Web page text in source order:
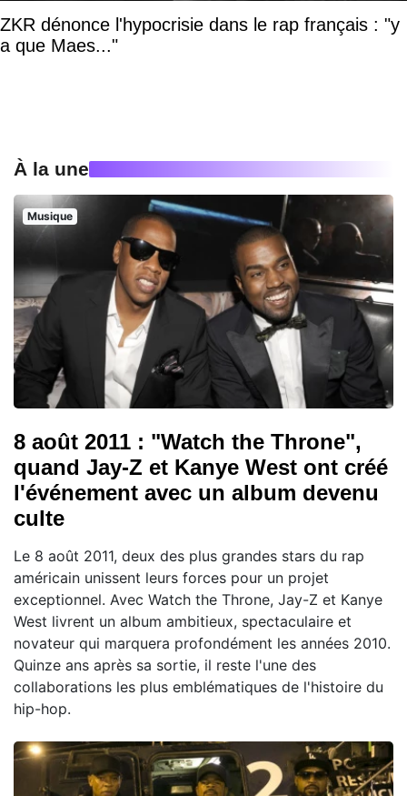
ZKR dénonce l'hypocrisie dans le rap français : "y
a que Maes..."
À la une
Musique
8 août 2011 : "Watch the Throne",
quand Jay-Z et Kanye West ont créé
l'événement avec un album devenu
culte
Le 8 août 2011, deux des plus grandes stars du rap
américain unissent leurs forces pour un projet
exceptionnel. Avec Watch the Throne, Jay-Z et Kanye
West livrent un album ambitieux, spectaculaire et
novateur qui marquera profondément les années 2010.
Quinze ans après sa sortie, il reste l'une des
collaborations les plus emblématiques de l'histoire du
hip-hop.